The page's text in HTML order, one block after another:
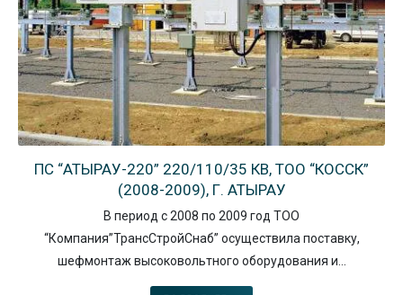
ПС “АТЫРАУ-220” 220/110/35 КВ, ТОО “КОССК”
(2008-2009), Г. АТЫРАУ
В период с 2008 по 2009 год ТОО
“Компания”ТрансСтройСнаб” осуществила поставку,
шефмонтаж высоковольтного оборудования и…